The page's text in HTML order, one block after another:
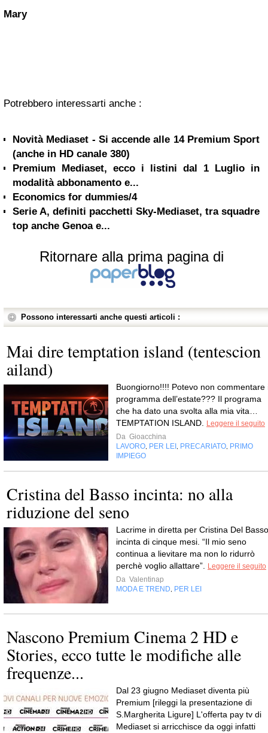
Mary
Potrebbero interessarti anche :
Novità Mediaset - Si accende alle 14 Premium Sport
(anche in HD canale 380)
Premium Mediaset, ecco i listini dal 1 Luglio in
modalità abbonamento e...
Economics for dummies/4
Serie A, definiti pacchetti Sky-Mediaset, tra squadre
top anche Genoa e...
Ritornare alla prima pagina di
Possono interessarti anche questi articoli :
Mai dire temptation island (tentescion
ailand)
Buongiorno!!!! Potevo non commentare
programma dell’estate??? Il programa
che ha dato una svolta alla mia vita…
TEMPTATION ISLAND.
Leggere il seguito
Da Gioacchina
LAVORO PER LEI PRECARIATO PRIMO
IMPIEGO
Cristina del Basso incinta: no alla
riduzione del seno
Lacrime in diretta per Cristina Del
incinta di cinque mesi. “Il mio seno
continua a lievitare ma non lo ridurrò
perchè voglio allattare”.
Leggere il seguito
Da Valentinap
MODA E TREND
PER LEI
Nascono Premium Cinema 2 HD e
Stories, ecco tutte le modifiche alle
frequenze...
Dal 23 giugno Mediaset diventa più
Premium [rileggi la presentazione di
S.Margherita Ligure] L'offerta pay tv di
Mediaset si arricchisce da oggi infatti